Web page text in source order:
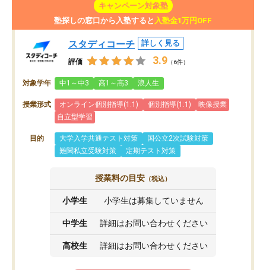
キャンペーン対象塾
塾探しの窓口から入塾すると 入塾金1万円OFF
スタディコーチ 詳しく見る
評価 3.9 （6件）
対象学年 中1～中3 高1～高3 浪人生
授業形式 オンライン個別指導(1:1) 個別指導(1:1)
映像授業
自立型学習
目的 大学入学共通テスト対策
国公立2次試験対策
難関私立受験対策
定期テスト対策
授業料の目安 （税込）
小学生 小学生は募集していません
中学生 詳細はお問い合わせください
高校生 詳細はお問い合わせください